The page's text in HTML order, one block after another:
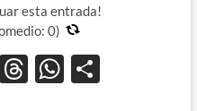
esta entrada!
0)
T T W